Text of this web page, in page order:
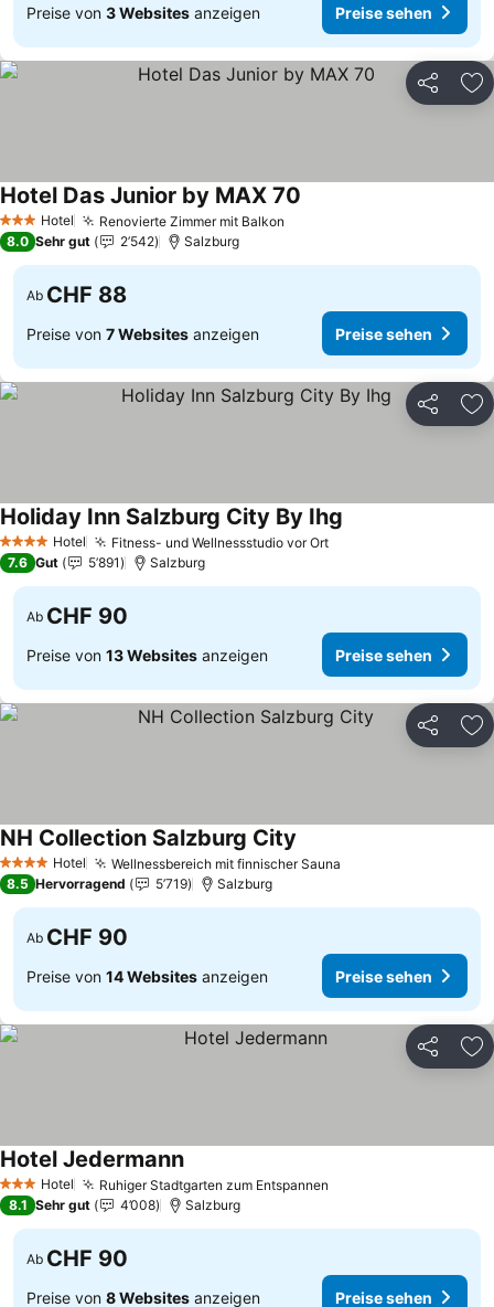
Preise von 3 Websites anzeigen Preise sehen
Teilen
3 SterneHotel Renovierte Zimmer mit Balkon
Hotel Das Junior by MAX 70
8.0 Sehr gut 2’542 Salzburg
Ab CHF 88
Preise von 7 Websites anzeigen Preise sehen
Teilen
4 Sterne Hotel Fitness- und Wellnessstudio vor OrtPreise sehen
Holiday Inn Salzburg City By Ihg
7.6 Gut 5’891 Salzburg
Ab CHF 90
Preise von 13 Websites anzeigen Preise sehen
Teilen
4 Sterne Hotel Wellnessbereich mit finnischer Sauna
NH Collection Salzburg City
8.5 Hervorragend 5’719 Salzburg
Ab CHF 90
Preise von 14 Websites anzeigen Preise sehen
Teilen
3 SterneHotel Ruhiger Stadtgarten zum Entspannen
Hotel JedermannPreise sehen
8.1 Sehr gut 4’008 Salzburg
Ab CHF 90
Preise von 8 Websites anzeigen Preise sehen